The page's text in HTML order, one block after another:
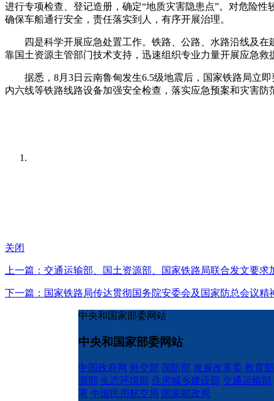
进行专项检查、登记造册，确定“地质灾害隐患点”。对危险
确保车船通行安全，责任落实到人，有序开展治理。
四是科学开展应急处置工作。铁路、公路、水路沿线及在
靠国土资源主管部门技术支持，迅速组织专业力量开展应急
据悉，8月3日云南鲁甸发生6.5级地震后，国家铁路局立即
内六线等铁路线路设备加强安全检查，落实应急预案和灾害
关闭
上一篇：交通运输部、国土资源部、国家铁路局联合发文要
下一篇：国家铁路局传达贯彻国务院安委会及国家防总会议精
中央和国家部委网站
中央和国家部委网站
中国政府网 外交部 国防部 发展改革委 教育部
源部 生态环境部 住房城乡建设部 交通运输部
署 中国民用航空局 国家邮政局